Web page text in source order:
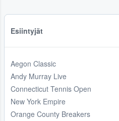
Esiintyjät
Aegon Classic
Andy Murray Live
Connecticut Tennis Open
New York Empire
Orange County Breakers